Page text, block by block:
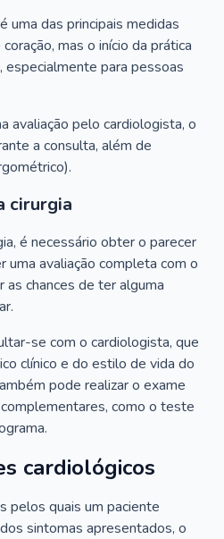
uma das principais medidas
mas o início da prática
especialmente para pessoas
avaliação pelo cardiologista, o
a consulta, além de
cirurgia
é necessário obter o parecer
uma avaliação completa com o
chances de ter alguma
se com o cardiologista, que
clínico e do estilo de vida do
pode realizar o exame
como o teste
cardiológicos
pelos quais um paciente
sintomas apresentados, o